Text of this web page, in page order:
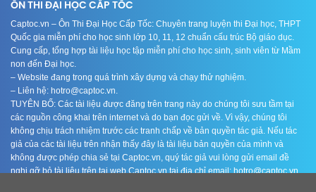
ÔN THI ĐẠI HỌC CẤP TỐC
Captoc.vn – Ôn Thi Đại Học Cấp Tốc: Chuyên trang luyện thi Đại học, THPT
Quốc gia miễn phí cho học sinh lớp 10, 11, 12 chuẩn cấu trúc Bộ giáo dục.
Cung cấp, tổng hợp tài liệu học tập miễn phí cho học sinh, sinh viên từ Mầm
non đến Đại học.
– Website đang trong quá trình xây dựng và chạy thử nghiệm.
– Liên hệ: hotro@captoc.vn.
TUYÊN BỐ: Các tài liệu được đăng trên trang này do chúng tôi sưu tầm tại
các nguồn công khai trên internet và do bạn đọc gửi về. Vì vậy, chúng tôi
không chịu trách nhiệm trước các tranh chấp về bản quyền tác giả. Nếu tác
giả của các tài liệu trên nhận thấy đây là tài liệu bản quyền của mình và
không được phép chia sẻ tại Captoc.vn, quý tác giả vui lòng gửi email đề
nghị gỡ bỏ tài liệu trên tại web Captoc.vn tại địa chỉ email: hotro@captoc.vn.